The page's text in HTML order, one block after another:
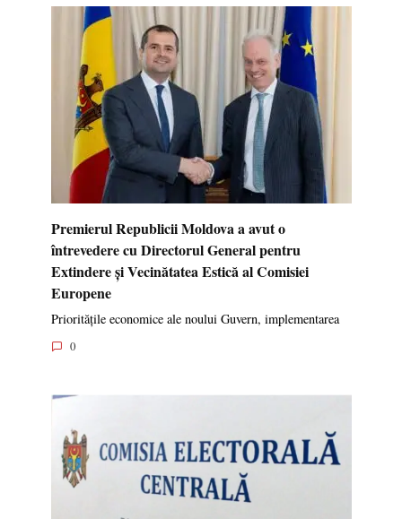
Premierul Republicii Moldova a avut o
întrevedere cu Directorul General pentru
Extindere și Vecinătatea Estică al Comisiei
Europene
Prioritățile economice ale noului Guvern, implementarea
0